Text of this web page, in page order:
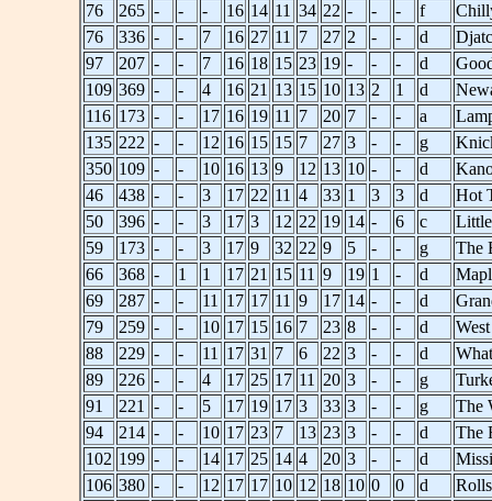
76
265 - - - 16 14 11 34 22 - - - f
76
336 - - 7 16 27 11 7 27 2 - - d
97
207 - - 7 16 18 15 23 19 - - - d
109 369 - - 4 16 21 13 15 10 13 2 1 d
116 173 - - 17 16 19 11 7 20 7 - - a
135 222 - - 12 16 15 15 7 27 3 - - g
350 109 - - 10 16 13 9 12 13 10 - - d
46
438 - - 3 17 22 11 4 33 1 3 3 d
Hot
50
396 - - 3 17 3 12 22 19 14 - 6 c
59
173 - - 3 17 9 32 22 9 5 - - g
The
66
368 - 1 1 17 21 15 11 9 19 1 - d
69
287 - - 11 17 17 11 9 17 14 - - d
79
259 - - 10 17 15 16 7 23 8 - - d
88
229 - - 11 17 31 7 6 22 3 - - d
89
226 - - 4 17 25 17 11 20 3 - - g
91
221 - - 5 17 19 17 3 33 3 - - g
The
94
214 - - 10 17 23 7 13 23 3 - - d
The
102 199 - - 14 17 25 14 4 20 3 - - d
106 380 - - 12 17 17 10 12 18 10 0 0 d